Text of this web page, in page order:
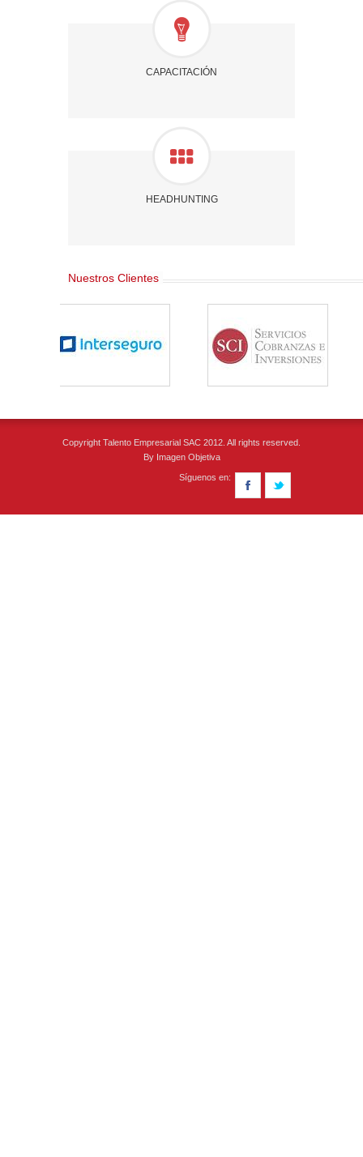
CAPACITACIÓN
HEADHUNTING
Nuestros Clientes
Copyright Talento Empresarial SAC 2012. All rights reserved.
By Imagen Objetiva
Síguenos en: